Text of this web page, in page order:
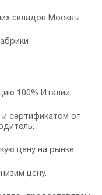
складов Москвы
100% Италии
сертификатом от
цену на рынке.
цену.